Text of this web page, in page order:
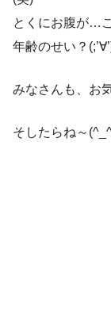
とくにお腹が…
年齢のせい？
みなさんも、お
そしたらね～